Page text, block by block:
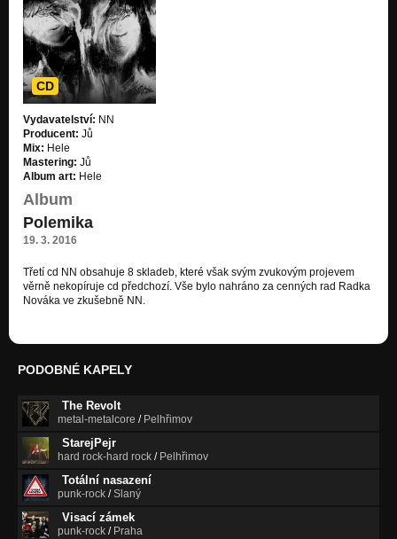
2-Molano-zen /Lakrimadol 2012/
Nezařazeno
3-Hra /Lakrimadol 2012/
Nezařazeno
4-Na čtvrtky /Lakrimadol 2012/
Nezařazeno
5-Lakrimadol /Lakrimadol 2012/
Nezařazeno
6-Obě /Lakrimadol 2012/
Nezařazeno
Nezařazeno
8-Ve stavu /Lakrimadol 2012/
Nezařazeno
10-Mozaika /Lakrimadol 2012/
Nezařazeno
UMĚLÉ PEŘÍ /Praklovidina 2010/
Nezařazeno
NEVĚDĚT /Praklovidina 2010/
Nezařazeno
CD
Vydavatelství: NN
Producent: Jů
Mix: Hele
Mastering: Jů
Album art: Hele
Album
Polemika
19. 3. 2016
Třetí cd NN obsahuje 8 skladeb, které však svým zvukovým projevem
věrně nekopíruje cd předchozí. Vše bylo nahráno za cenných rad Radka
Nováka ve zkušebně NN.
PODOBNÉ KAPELY
The Revolt
metal-metalcore / Pelhřimov
StarejPejr
hard rock-hard rock / Pelhřimov
Totální nasazení
punk-rock /Slaný
Visací zámek
punk-rock / Praha